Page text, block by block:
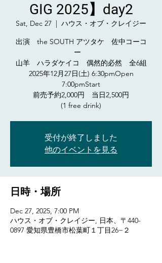
GIG 2025】day2
Sat, Dec 27
  |
ハウス・オブ・クレイジー
出演 the SOUTH アツタケ 佐中コーコ
ー
山羊 ハラダケイコ 偶然的必然 全6組
2025年12月27日(土) 6:30pmOpen
7:00pmStart
前売予約2,000円 当日2,500円
(1 free drink)
受付が終了しました
他のイベントを見る
日時・場所
Dec 27, 2025, 7:00 PM
ハウス・オブ・クレイジー, 日本、〒440-
0897 愛知県豊橋市松葉町１丁目26−２